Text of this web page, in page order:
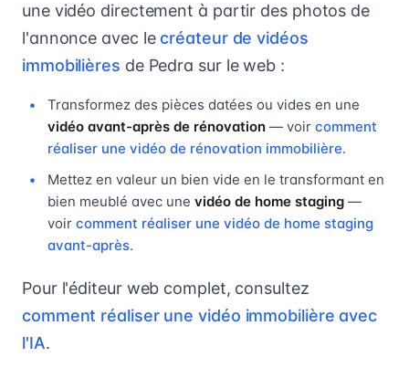
une vidéo directement à partir des photos de
l'annonce avec le créateur de vidéos
immobilières de Pedra sur le web :
Transformez des pièces datées ou vides en une
vidéo avant-après de rénovation — voir comment
réaliser une vidéo de rénovation immobilière.
Mettez en valeur un bien vide en le transformant en
bien meublé avec une vidéo de home staging —
voir comment réaliser une vidéo de home staging
avant-après.
Pour l'éditeur web complet, consultez
comment réaliser une vidéo immobilière avec
l'IA.